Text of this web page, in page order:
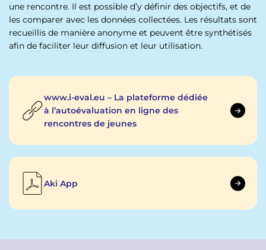
une rencontre. Il est possible d’y définir des objectifs, et de
les comparer avec les données collectées. Les résultats sont
recueillis de manière anonyme et peuvent être synthétisés
afin de faciliter leur diffusion et leur utilisation.
www.i-eval.eu – La plateforme dédiée
à l’autoévaluation en ligne des
rencontres de jeunes
Aki App